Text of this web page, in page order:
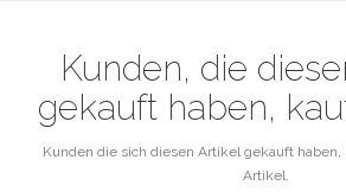
Kunden, die
gekauft haben,
Kunden die sich diesen Artikel gekauft
Artikel.